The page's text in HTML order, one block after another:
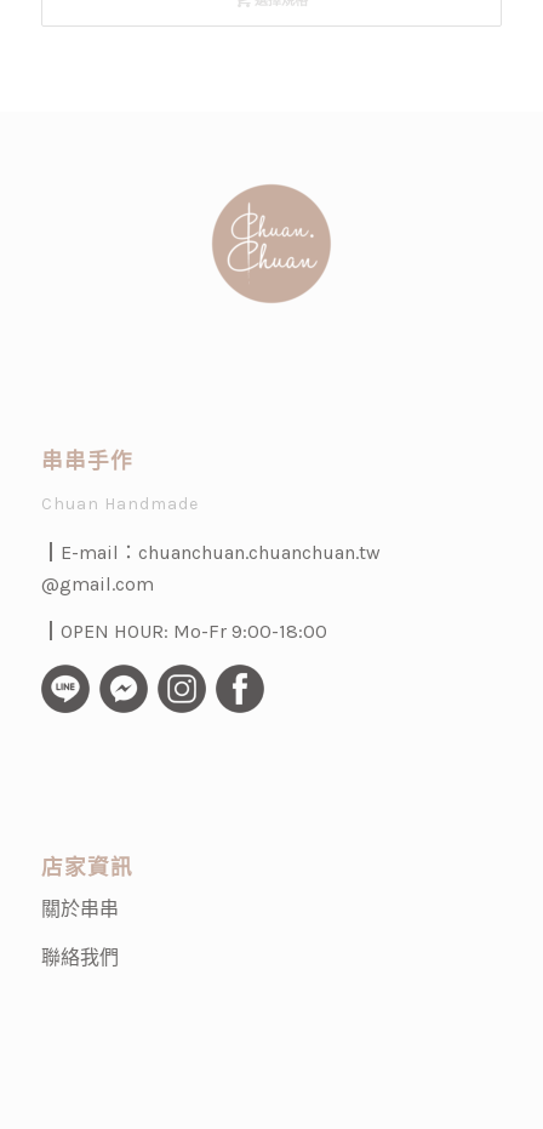
串串手作
Chuan Handmade
┃E-mail： chuanchuan.chuanchuan.tw
@gmail.com
┃OPEN HOUR: Mo-Fr 9:00-18:00
店家資訊
關於串串
聯絡我們